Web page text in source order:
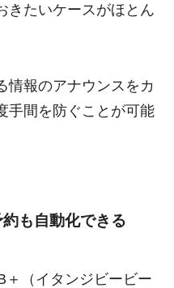
きたいケースがほとん
情報のアナウンスをカ
手間を防ぐことが可能
も自動化できる
＋（イタンジビービー